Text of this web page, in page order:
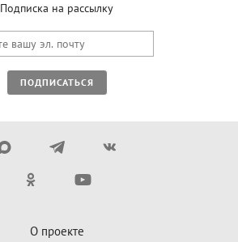
Подписка на рассылку
ПОДПИСАТЬСЯ
О проекте